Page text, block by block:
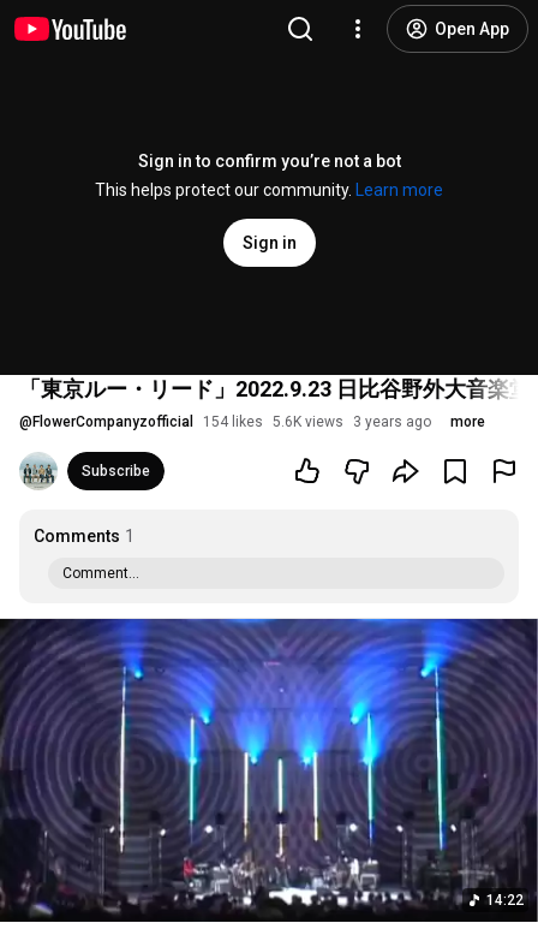
Open App
Sign in to confirm you’re not a bot
This helps protect our community.
Learn more
Sign in
「東京ルー・リード」2022.9.23 日比谷野外大音楽
@ FlowerCompanyzofficial 154 likes 5.6K views 3 years ago more
Subscribe
Comments 1
Comment...
14:22